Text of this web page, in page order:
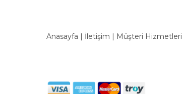
Anasayfa | İletişim | Müşteri Hizmetleri